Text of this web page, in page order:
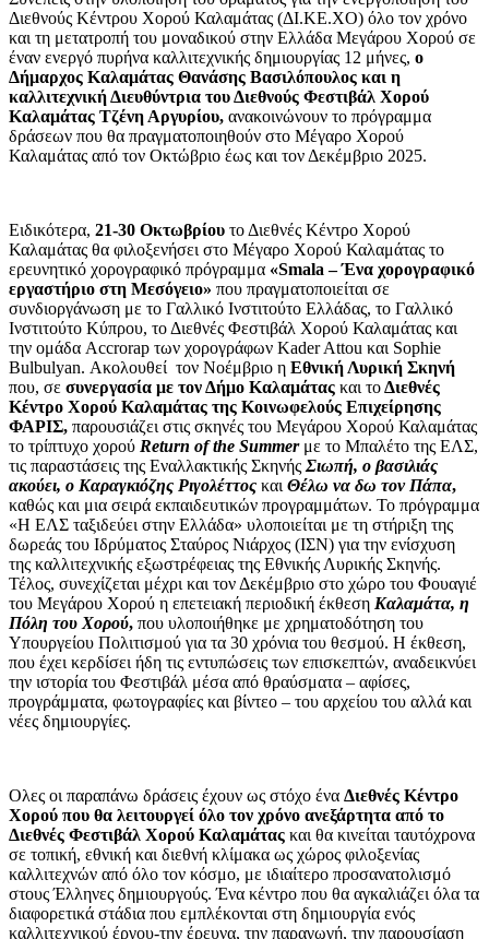
Διεθνούς Κέντρου Χορού Καλαμάτας (ΔΙ.ΚΕ.ΧΟ) όλο τον χρόνο
και τη μετατροπή του μοναδικού στην Ελλάδα Μεγάρου Χορού σε
έναν ενεργό πυρήνα καλλιτεχνικής δημιουργίας 12 μήνες, ο
Δήμαρχος Καλαμάτας Θανάσης Βασιλόπουλος και η
καλλιτεχνική Διευθύντρια του Διεθνούς Φεστιβάλ Χορού
Καλαμάτας Τζένη Αργυρίου, ανακοινώνουν το πρόγραμμα
δράσεων που θα πραγματοποιηθούν στο Μέγαρο Χορού
Καλαμάτας από τον Οκτώβριο έως και τον Δεκέμβριο 2025.
Ειδικότερα, 21-30 Οκτωβρίου το Διεθνές Κέντρο Χορού
Καλαμάτας θα φιλοξενήσει στο Μέγαρο Χορού Καλαμάτας το
ερευνητικό χορογραφικό πρόγραμμα «Smala – Ένα χορογραφικό
εργαστήριο στη Μεσόγειο» που πραγματοποιείται σε
συνδιοργάνωση με το Γαλλικό Ινστιτούτο Ελλάδας, το Γαλλικό
Ινστιτούτο Κύπρου, το Διεθνές Φεστιβάλ Χορού Καλαμάτας και
την ομάδα Accrorap των χορογράφων Kader Attou και Sophie
Bulbulyan. Ακολουθεί τον Νοέμβριο η Εθνική Λυρική Σκηνή
που, σε συνεργασία με τον Δήμο Καλαμάτας και τοΔιεθνές
Κέντρο Χορού Καλαμάτας της Κοινωφελούς Επιχείρησης
ΦΑΡΙΣ, παρουσιάζει στις σκηνές του Μεγάρου Χορού Καλαμάτας
το τρίπτυχο χορού Return of the Summerμε το Μπαλέτο της ΕΛΣ,
τις παραστάσεις της Εναλλακτικής Σκηνής Σιωπή, ο βασιλιάς
ακούει, ο Καραγκιόζης Ριγολέττος και Θέλω να δω τον Πάπα,
καθώς και μια σειρά εκπαιδευτικών προγραμμάτων. Το πρόγραμμα
«Η ΕΛΣ ταξιδεύει στην Ελλάδα» υλοποιείται με τη στήριξη της
δωρεάς του Ιδρύματος Σταύρος Νιάρχος (ΙΣΝ) για την ενίσχυση
της καλλιτεχνικής εξωστρέφειας της Εθνικής Λυρικής Σκηνής.
Τέλος, συνεχίζεται μέχρι και τον Δεκέμβριο στο χώρο του Φουαγιέ
του Μεγάρου Χορού η επετειακή περιοδική έκθεση Καλαμάτα, η
Πόλη του Χορού, που υλοποιήθηκε με χρηματοδότηση του
Υπουργείου Πολιτισμού για τα 30 χρόνια του θεσμού. Η έκθεση,
που έχει κερδίσει ήδη τις εντυπώσεις των επισκεπτών, αναδεικνύει
την ιστορία του Φεστιβάλ μέσα από θραύσματα – αφίσες,
προγράμματα, φωτογραφίες και βίντεο – του αρχείου του αλλά και
νέες δημιουργίες.
Ολες οι παραπάνω δράσεις έχουν ως στόχο ένα Διεθνές Κέντρο
Χορού που θα λειτουργεί όλο τον χρόνο ανεξάρτητα από το
Διεθνές Φεστιβάλ Χορού Καλαμάτας και θα κινείται ταυτόχρονα
σε τοπική, εθνική και διεθνή κλίμακα ως χώρος φιλοξενίας
καλλιτεχνών από όλο τον κόσμο, με ιδιαίτερο προσανατολισμό
στους Έλληνες δημιουργούς. Ένα κέντρο που θα αγκαλιάζει όλα τα
διαφορετικά στάδια που εμπλέκονται στη δημιουργία ενός
καλλιτεχνικού έργου-την έρευνα, την παραγωγή, την παρουσίαση